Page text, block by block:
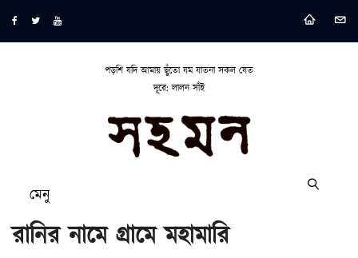
পড়শি যদি আমায় ছুঁতো যম যাতনা সকল যেত
দূরে: লালন সাঁই
মেনু
রানির নামে গ্রামে মহামারি